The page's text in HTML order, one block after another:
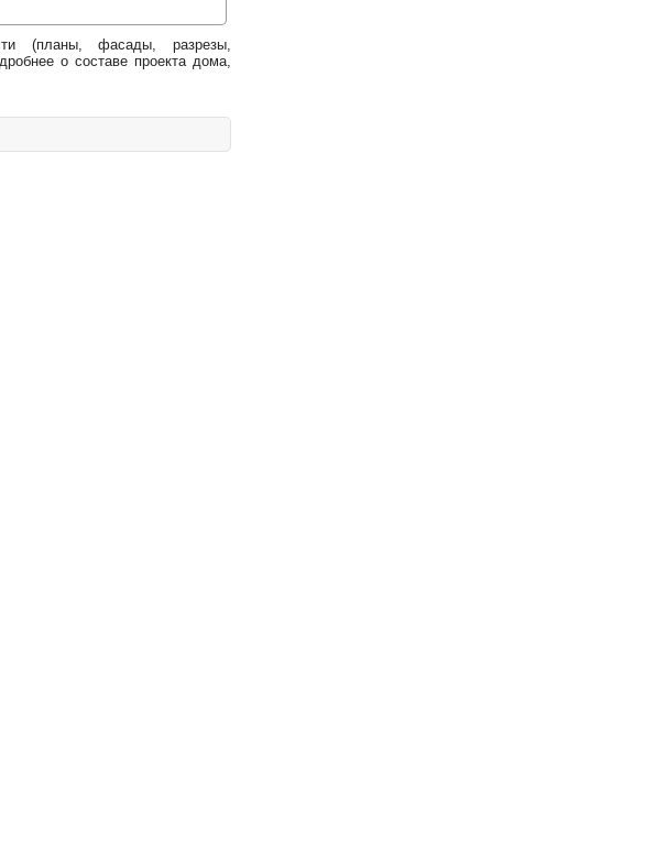
(планы, фасады, разрезы,
о составе проекта дома,